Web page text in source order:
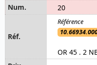
20
OR 45 . 2